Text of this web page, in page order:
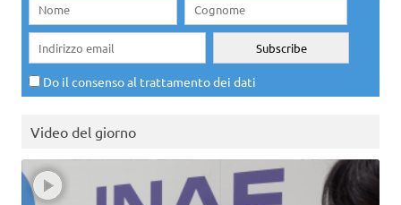
Do il consenso al trattamento dei dati
Video del giorno